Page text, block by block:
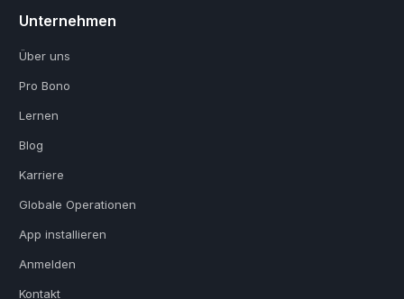
Unternehmen
Über uns
Pro Bono
Lernen
Blog
Karriere
Globale Operationen
App installieren
Anmelden
Kontakt